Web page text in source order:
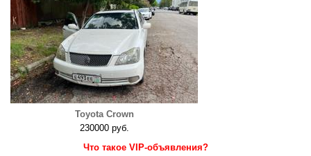
Toyota Crown
230000 руб.
Что такое VIP-объявления?